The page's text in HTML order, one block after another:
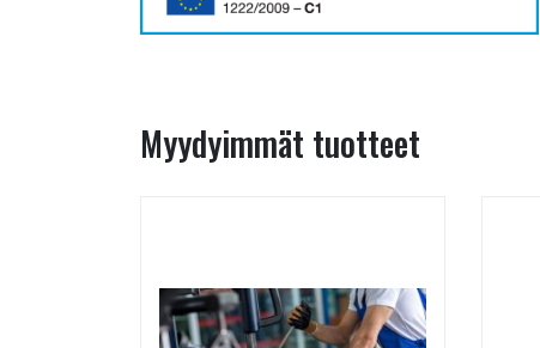
Myydyimmät tuotteet